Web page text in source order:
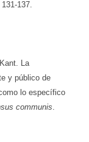
137.
La
y público de
lo específico
communis